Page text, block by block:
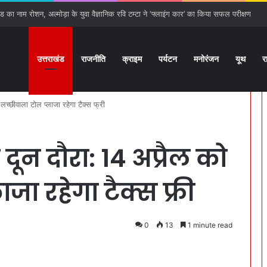
से हरिद्वार तक बढ़ेगा गंगा एक्सप्रेस-वे, 15 प्रस्तावों को मिली हरी झंडी
उत्तराखंड राजनीति क्राइम पर्यटन मनोरंजन यूथ
टोल प्लाजा रहेगा टैक्स फ्री
दून दौरा: 14 अप्रैल को
रहेगा टैक्स फ्री
0 13 1 minute read